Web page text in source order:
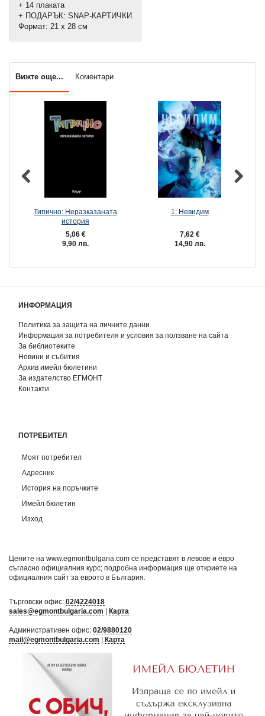
+ 14 плаката
+ ПОДАРЪК: SNAP-КАРТИЧКИ
Формат: 21 х 28 см
Вижте още... Коментари
Типично: Неразказаната
история
5,06 €
9,90 лв.
1: Невидим
7,62 €
14,90 лв.
ИНФОРМАЦИЯ
Политика за защита на личните данни
Информация за потребителя и условия за ползване на сайта
За библиотеките
Новини и събития
Архив имейл бюлетини
За издателство ЕГМОНТ
Контакти
ПОТРЕБИТЕЛ
Моят потребител
Адресник
История на поръчките
Имейл бюлетин
Изход
Цените на www.egmontbulgaria.com се представят в левове и евро
съгласно официалния курс; подробна информация ще откриете на
официалния сайт за еврото в България
Търговски офис: 02/4224018
sales@egmontbulgaria.com
Карта
Административен офис: 02/9880120
mail@egmontbulgaria.com
Карта